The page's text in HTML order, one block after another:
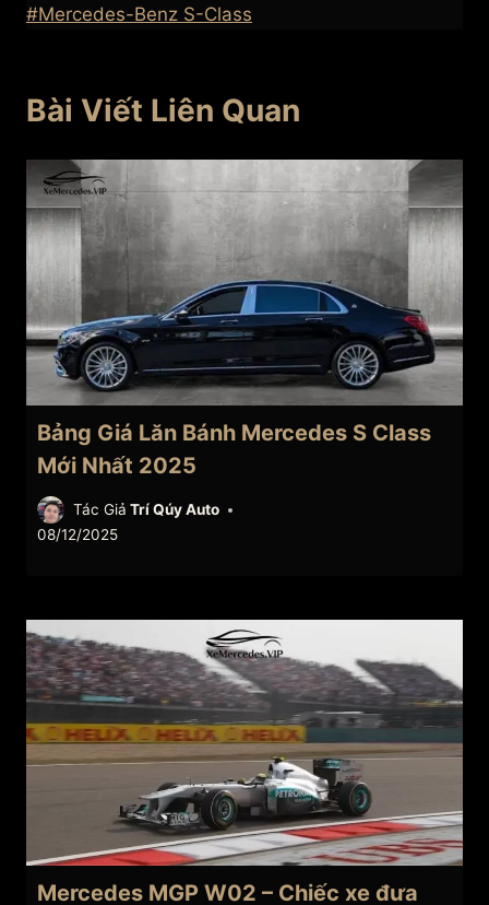
Post
#Mercedes-Benz S-Class
Bài Viết Liên Quan
Bảng Giá Lăn Bánh Mercedes S Class
Mới Nhất 2025
Tác Giả Trí Qúy Auto
08/12/2025
Mercedes MGP W02 – Chiếc xe đưa